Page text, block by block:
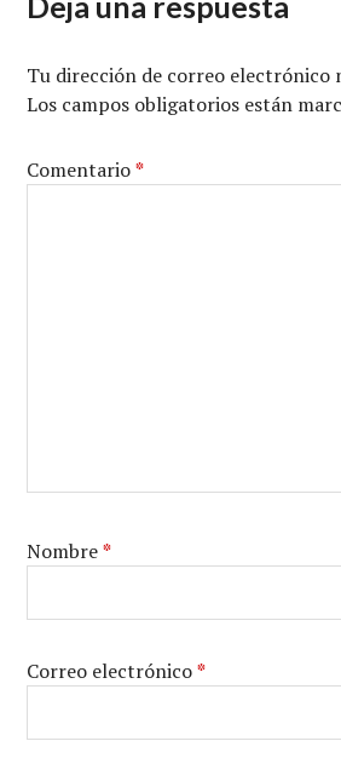
Tu dirección de correo electrónico
Los campos obligatorios están
Comentario*
Nombre*
Correo electrónico*